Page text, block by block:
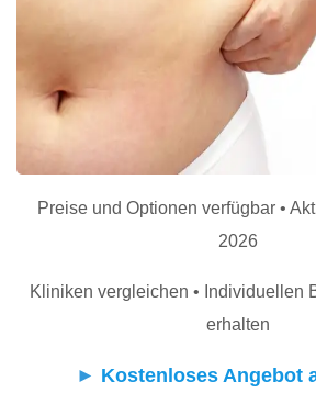
Preise und Optionen verfügbar •
2026
Kliniken vergleichen • Individuellen
erhalten
► Kostenloses Angebot